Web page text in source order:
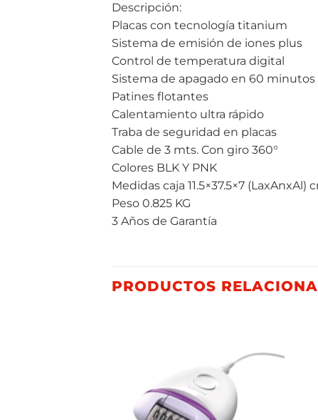
Descripción:
Placas con tecnología titanium
Sistema de emisión de iones plus
Control de temperatura digital
Sistema de apagado en 60 minutos
Patines flotantes
Calentamiento ultra rápido
Traba de seguridad en placas
Cable de 3 mts. Con giro 360°
Colores BLK Y PNK
Medidas caja 11.5×37.5×7 (LaxAnxAl)
Peso 0.825 KG
3 Años de Garantía
PRODUCTOS